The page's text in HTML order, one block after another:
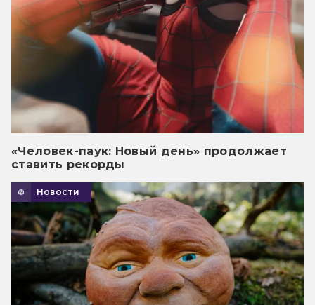
«Человек-паук: Новый день» продолжает
ставить рекорды
Новости